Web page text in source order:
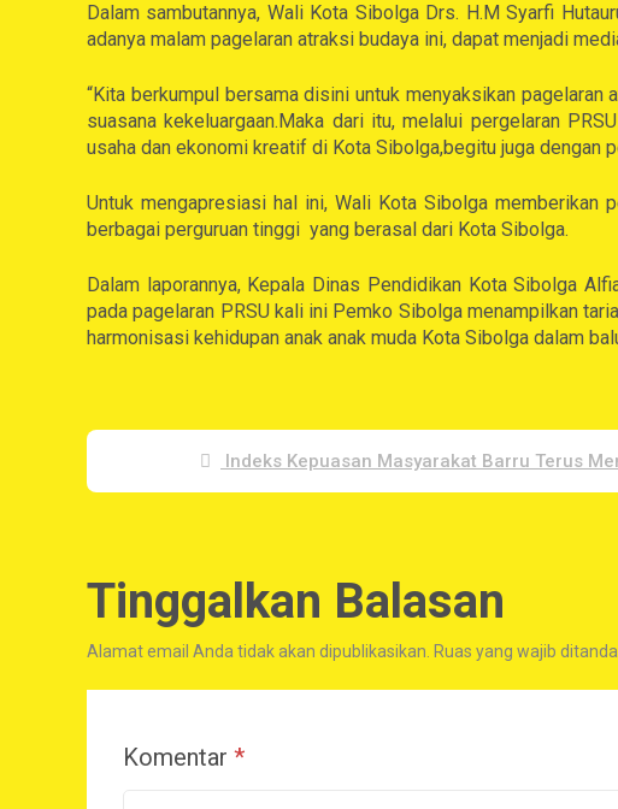
Dalam sambutannya, Wali Kota Sibolga Drs. H.M Syarfi
adanya malam pagelaran atraksi budaya ini, dapat menjadi
“Kita berkumpul bersama disini untuk menyaksikan
suasana kekeluargaan.Maka dari itu, melalui pergelaran
usaha dan ekonomi kreatif di Kota Sibolga,begitu juga dengan
Untuk mengapresiasi hal ini, Wali Kota Sibolga memberikan
berbagai perguruan tinggi yang berasal dari Kota Sibolga.
Dalam laporannya, Kepala Dinas Pendidikan Kota Sibolga
pada pagelaran PRSU kali ini Pemko Sibolga menampilkan
harmonisasi kehidupan anak anak muda Kota Sibolga dalam
Indeks Kepuasan Masyarakat Barru Terus
Tinggalkan Balasan
Alamat email Anda tidak akan dipublikasikan. Ruas yang wajib
Komentar *